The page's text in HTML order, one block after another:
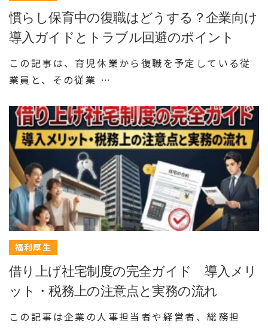
慣らし保育中の復職はどうする？企業向け
導入ガイドとトラブル回避のポイント
この記事は、育児休業から復職を予定している従
業員と、その従業 …
福利厚生
借り上げ社宅制度の完全ガイド 導入メリ
ット・税務上の注意点と実務の流れ
この記事は企業の人事担当者や経営者、総務担